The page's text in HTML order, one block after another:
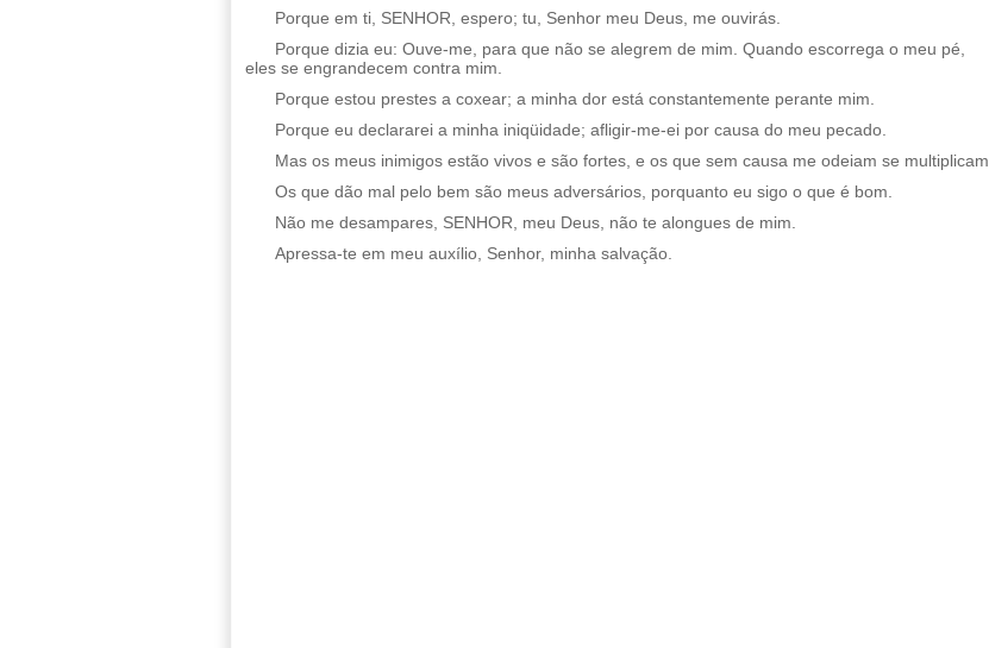
Porque em ti, SENHOR, espero; tu, Senhor meu Deus, me ouvirás.
Porque dizia eu: Ouve-me, para que não se alegrem de mim. Quando escorrega o meu pé,
eles se engrandecem contra mim.
Porque estou prestes a coxear; a minha dor está constantemente perante mim.
Porque eu declararei a minha iniqüidade; afligir-me-ei por causa do meu pecado.
Mas os meus inimigos estão vivos e são fortes, e os que sem causa me odeiam se multiplicam.
Os que dão mal pelo bem são meus adversários, porquanto eu sigo o que é bom.
Não me desampares, SENHOR, meu Deus, não te alongues de mim.
Apressa-te em meu auxílio, Senhor, minha salvação.